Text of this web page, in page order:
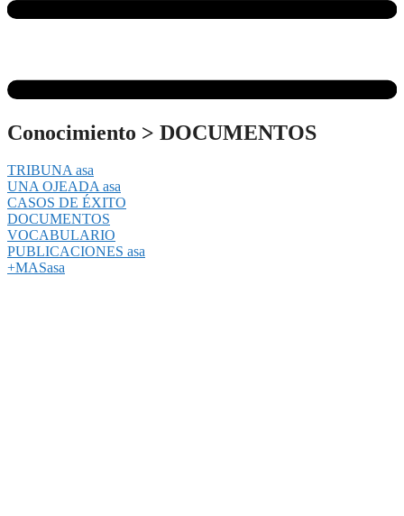
Conocimiento > DOCUMENTOS
TRIBUNA asa
UNA OJEADA asa
CASOS DE ÉXITO
DOCUMENTOS
VOCABULARIO
PUBLICACIONES asa
+MASasa